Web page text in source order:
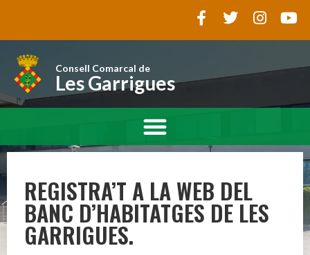
Consell Comarcal de
Les Garrigues
REGISTRA’T A LA WEB DEL
BANC D’HABITATGES DE LES
GARRIGUES.